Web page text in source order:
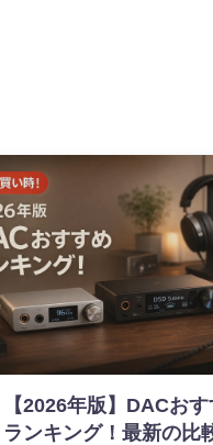
【2026年版】DACお
ランキング！最新の比